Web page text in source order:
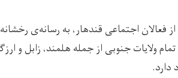
ساله و یکی از فعالان اجتماعی قندهار، به رسانه‌ی
ولایات جنوبی از جمله هلمند، زابل و